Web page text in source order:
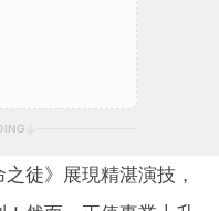
徒》展現精湛演技，